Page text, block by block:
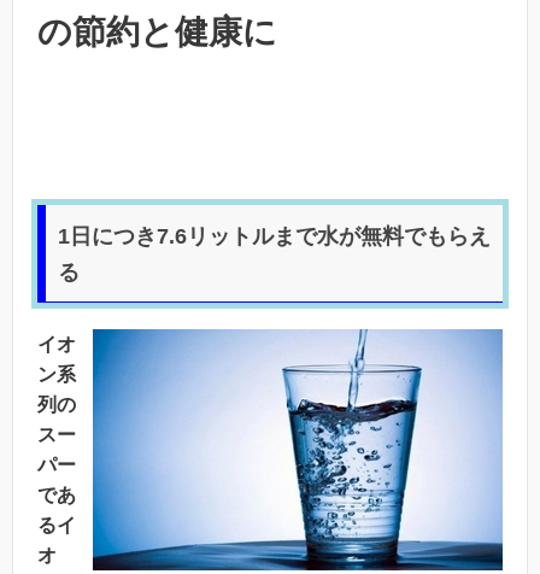
の節約と健康に
1日につき7.6リットルまで水が無料でもらえ
る
イオ
ン系
列の
スー
パー
であ
るイ
オ